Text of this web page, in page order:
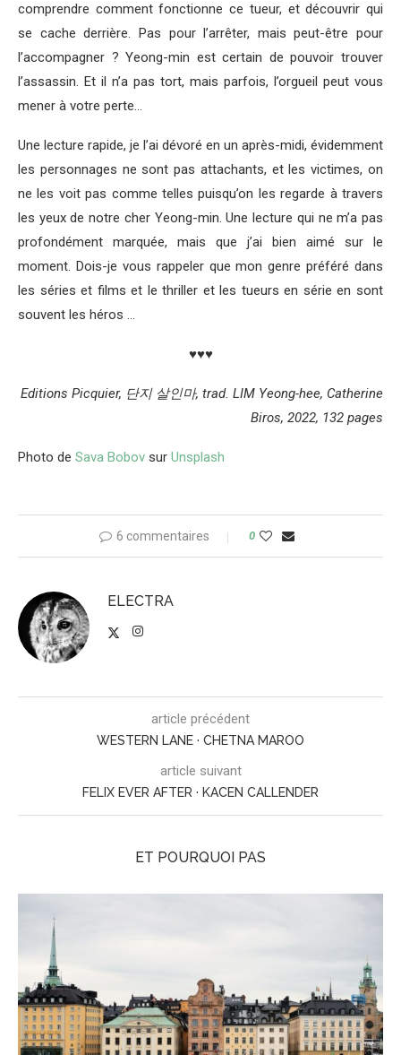
comprendre comment fonctionne ce tueur, et découvrir qui
se cache derrière. Pas pour l’arrêter, mais peut-être pour
l’accompagner ? Yeong-min est certain de pouvoir trouver
l’assassin. Et il n’a pas tort, mais parfois, l’orgueil peut vous
mener à votre perte…
Une lecture rapide, je l’ai dévoré en un après-midi, évidemment
les personnages ne sont pas attachants, et les victimes, on
ne les voit pas comme telles puisqu’on les regarde à travers
les yeux de notre cher Yeong-min. Une lecture qui ne m’a pas
profondément marquée, mais que j’ai bien aimé sur le
moment. Dois-je vous rappeler que mon genre préféré dans
les séries et films et le thriller et les tueurs en série en sont
souvent les héros …
♥♥♥
Editions Picquier, 단지 살인마, trad. LIM Yeong-hee, Catherine
Biros, 2022, 132 pages
Photo de Sava Bobov sur Unsplash
6 commentaires 0
ELECTRA
article précédent
WESTERN LANE · CHETNA MAROO
article suivant
FELIX EVER AFTER · KACEN CALLENDER
ET POURQUOI PAS